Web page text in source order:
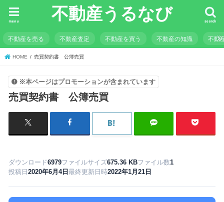
不動産うるなび search
menu
不動産を売る 不動産査定 不動産を買う 不動産の知識 不動
HOME 売買契約書 公簿売買
※本ページはプロモーションが含まれています
売買契約書 公簿売買
ダウンロード6979ファイルサイズ675.36 KBファイル数1
投稿日 2020年6月4日 最終更新日時2022年1月21日